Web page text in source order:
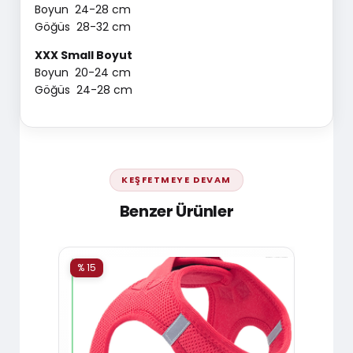
Boyun 24-28 cm
Göğüs 28-32 cm
XXX Small Boyut
Boyun 20-24 cm
Göğüs 24-28 cm
KEŞFETMEYE DEVAM
Benzer Ürünler
% 15